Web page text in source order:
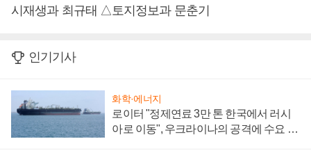
시재생과 최규태 △토지정보과 문춘기
인기기사
화학·에너지
로이터 "정제연료 3만 톤 한국에서 러시
아로 이동", 우크라이나의 공격에 수요 늘